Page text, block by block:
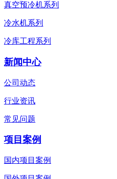
真空预冷机系列
冷水机系列
冷库工程系列
新闻中心
公司动态
行业资讯
常见问题
项目案例
国内项目案例